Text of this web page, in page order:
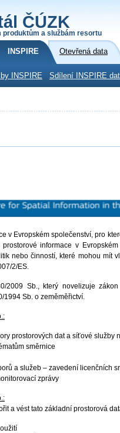
ČÚZK
produktům a službám resortu
INSPIRE Otevřená data
INSPIRE Sdílení INSPIRE
v Evropském společenství, pro
informace v
nebo činností, které mohou mít
2/ES.
2009 Sb., který novelizuje
1994 Sb. o zeměměřictví.
prostorových dat a síťové služby
směrnice
a služeb – zavedení licenčních
zprávy
a vést tato základní prostorová